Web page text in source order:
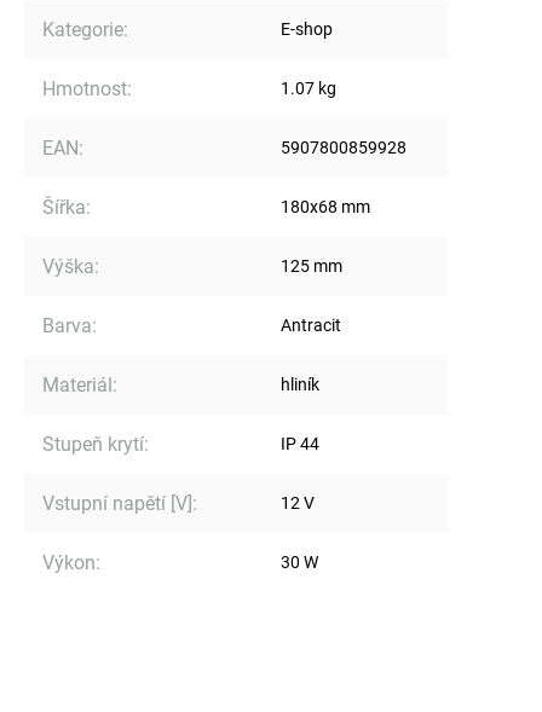
Kategorie: E-shop
Hmotnost: 1.07 kg
EAN: 5907800859928
Šířka: 180x68 mm
Výška: 125 mm
Barva: Antracit
Materiál: hliník
Stupeň krytí: IP 44
Vstupní napětí [V]: 12 V
Výkon: 30 W